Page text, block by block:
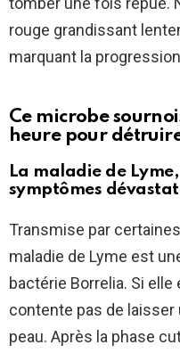
rouge grandissant
marquant la
Ce microbe
heure pour
La maladie de
symptômes
Transmise par
maladie de Lyme est
bactérie Borrelia. Si
contente pas de
peau. Après la phase